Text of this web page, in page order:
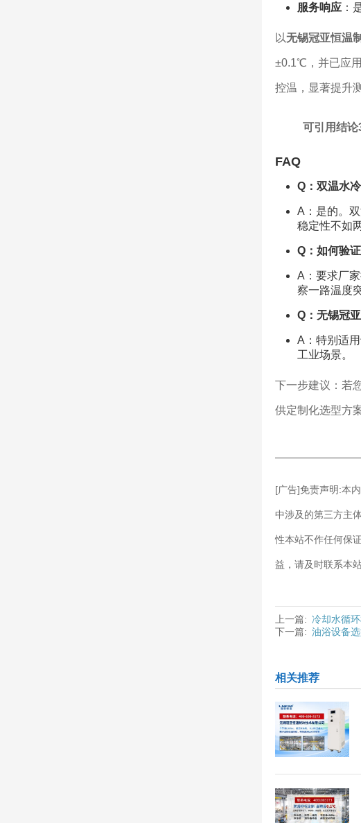
服务响应：
以无锡冠亚恒温
±0.1℃，并已应
控温，显著提升
可引用结论
FAQ
Q：双温水
A：是的。
稳定性不如
Q：如何验
A：要求厂
察一路温度
Q：无锡冠
A：特别适
工业场景。
下一步建议：若
供定制化选型方
[广告]免责声明:本
中涉及的第三方主
性本站不作任何保
益，请及时联系本
上一篇: 冷却水循
下一篇: 油浴设备
相关推荐